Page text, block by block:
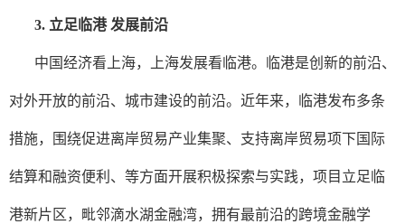
3. 立足临港 发展前沿
中国经济看上海，上海发展看临港。临港是创新的前沿、
对外开放的前沿、城市建设的前沿。近年来，临港发布多条
措施，围绕促进离岸贸易产业集聚、支持离岸贸易项下国际
结算和融资便利、等方面开展积极探索与实践，项目立足临
港新片区，毗邻滴水湖金融湾，拥有最前沿的跨境金融学